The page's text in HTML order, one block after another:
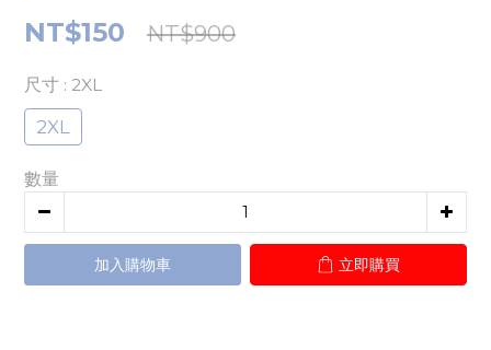
NT$150 NT$900
尺寸 : 2XL
2XL
數量
加入購物車 立即購買